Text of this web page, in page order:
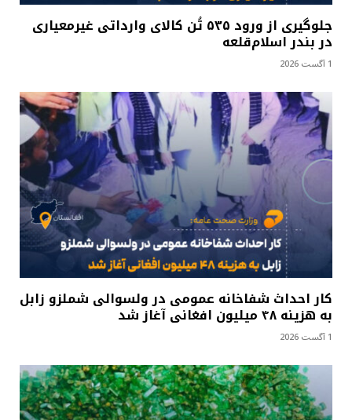
جلوگیری از ورود ۵۳۵ تُن کالای وارداتی غیرمعیاری
در بندر اسلام‌قلعه
1 آگست 2026
کار احداث شفاخانه عمومی در ولسوالی شملزو زابل
به هزینه ۴۸ میلیون افغانی آغاز شد
1 آگست 2026